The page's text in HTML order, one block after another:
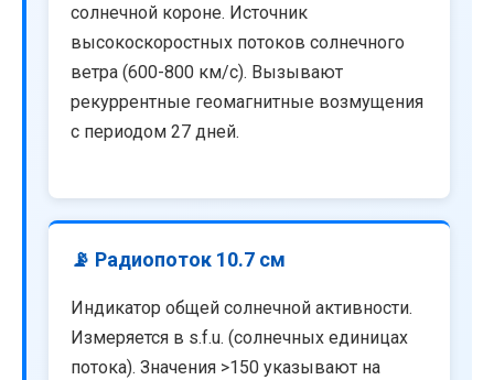
солнечной короне. Источник
высокоскоростных потоков солнечного
ветра (600-800 км/с). Вызывают
рекуррентные геомагнитные возмущения
с периодом 27 дней.
📡 Радиопоток 10.7 см
Индикатор общей солнечной активности.
Измеряется в s.f.u. (солнечных единицах
потока). Значения >150 указывают на